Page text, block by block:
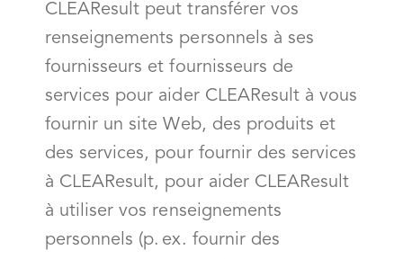
CLEAResult peut transférer vos
renseignements personnels à ses
fournisseurs et fournisseurs de
services pour aider CLEAResult à vous
fournir un site Web, des produits et
des services, pour fournir des services
à CLEAResult, pour aider CLEAResult
à utiliser vos renseignements
personnels (p. ex. fournir des